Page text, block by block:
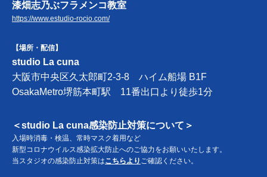
漆畑志乃ぶフラメンコ教室
https://www.estudio-rocio.com/
【場所・配信】
studio La cuna
大阪市中央区久太郎町2-3-8 ハイム船場 B1F
OsakaMetro堺筋本町駅 11番出口より徒歩1分
＜studio La cuna感染防止対策について＞
入場時消毒・検温、常時マスク着用など
新型コロナウイルス感染拡大防止へのご協力をお願いいたします。
当スタジオの感染防止対策はこちらより ご確認ください。